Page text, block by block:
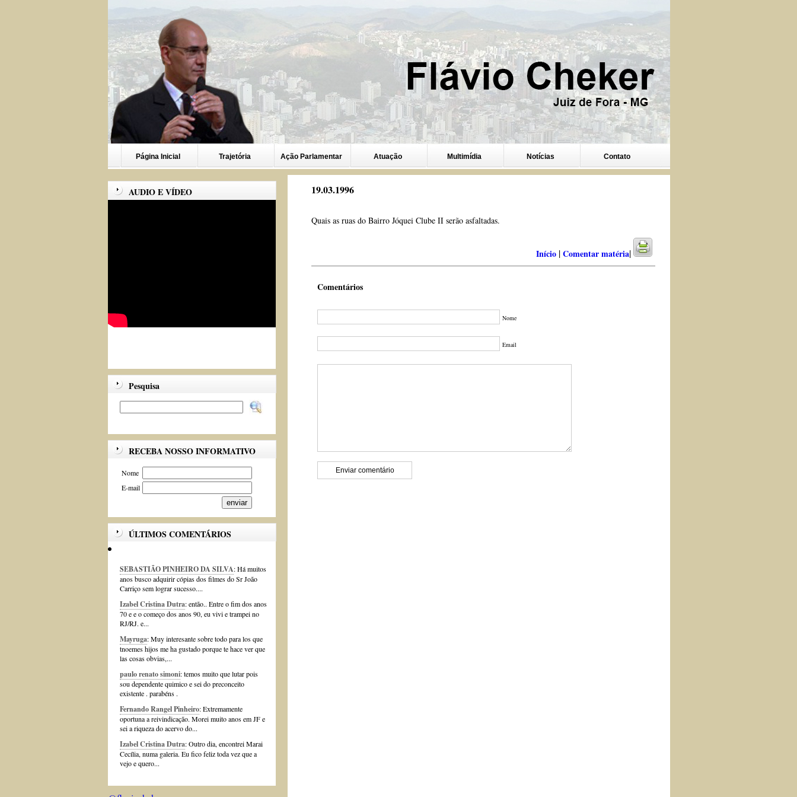
Página Inicial Trajetória Ação Parlamentar Atuação Multimídia Notícias Contato
AUDIO E VÍDEO
Pesquisa
RECEBA NOSSO INFORMATIVO
Nome
E-mail
ÚLTIMOS COMENTÁRIOS
SEBASTIÃO PINHEIRO DA SILVA: Há muitos
anos busco adquirir cópias dos filmes do Sr João
Carriço sem lograr sucesso....
Izabel Cristina Dutra: então.. Entre o fim dos anos
70 e e o começo dos anos 90, eu vivi e trampei no
RJ/RJ. e...
Mayruga: Muy interesante sobre todo para los que
tnoemes hijos me ha gustado porque te hace ver que
las cosas obvias,...
paulo renato simoni: temos muito que lutar pois
sou dependente quimico e sei do preconceito
existente . parabéns .
Fernando Rangel Pinheiro: Extremamente
oportuna a reivindicação. Morei muito anos em JF e
sei a riqueza do acervo do...
Izabel Cristina Dutra: Outro dia, encontrei Marai
Cecília, numa galeria. Eu fico feliz toda vez que a
vejo e quero...
19.03.1996
Quais as ruas do Bairro Jóquei Clube II serão asfaltadas.
Início |Comentar matéria|
Comentários
Nome
Email